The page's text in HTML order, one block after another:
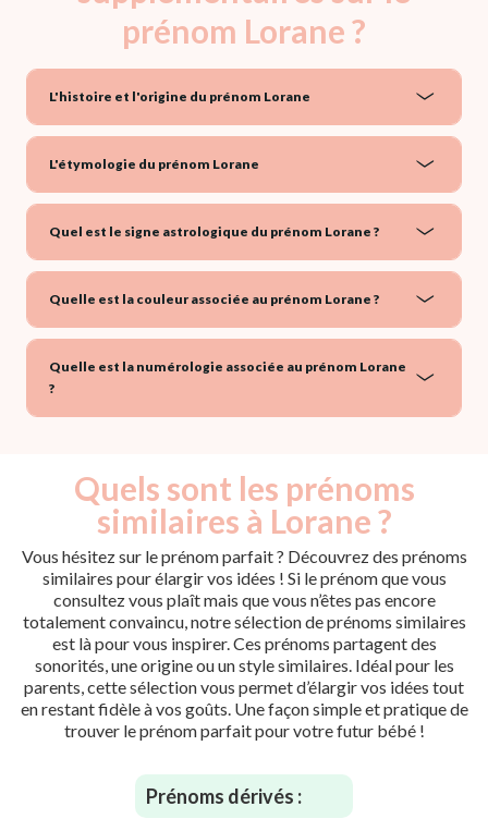
prénom Lorane ?
L'histoire et l'origine du prénom Lorane
L'étymologie du prénom Lorane
Quel est le signe astrologique du prénom Lorane ?
Quelle est la couleur associée au prénom Lorane ?
Quelle est la numérologie associée au prénom Lorane
?
Quels sont les prénoms
similaires à Lorane ?
Vous hésitez sur le prénom parfait ? Découvrez des prénoms
similaires pour élargir vos idées ! Si le prénom que vous
consultez vous plaît mais que vous n’êtes pas encore
totalement convaincu, notre sélection de prénoms similaires
est là pour vous inspirer. Ces prénoms partagent des
sonorités, une origine ou un style similaires. Idéal pour les
parents, cette sélection vous permet d’élargir vos idées tout
en restant fidèle à vos goûts. Une façon simple et pratique de
trouver le prénom parfait pour votre futur bébé !
Prénoms dérivés :